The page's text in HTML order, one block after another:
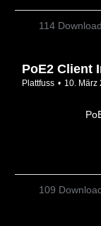
114
PoE2 Client
Plattfuss 10. März
109